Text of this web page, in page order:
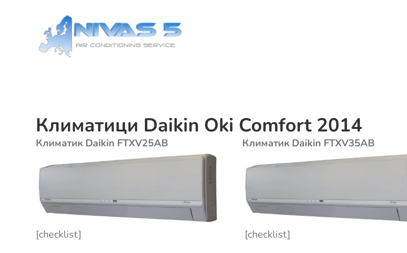
Климатици Daikin Oki Comfort 2014
Климатик Daikin FTXV25AB
[checklist]
Климатик Daikin FTXV35AB
[checklist]